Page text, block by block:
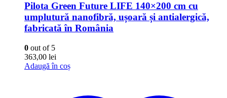
Pilota Green Future LIFE 140×200 cm cu
umplutură nanofibră, ușoară și antialergică,
fabricată în România
0 out of 5
363,00 lei
Adaugă în coș